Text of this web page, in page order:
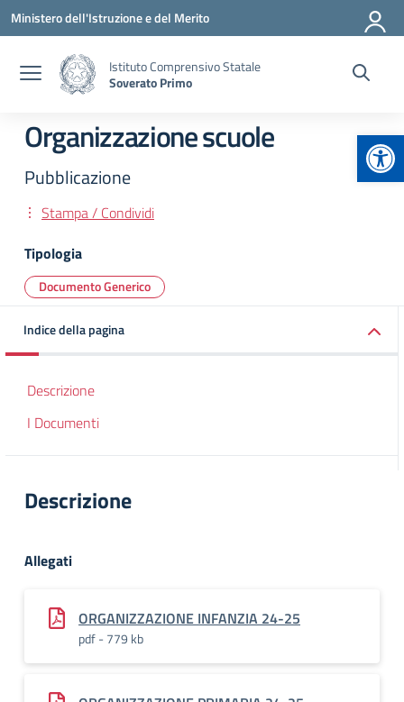
Vai ai contenuti
Vai al menu di navigazione
Vai al footer
Ministero dell'Istruzione e del Merito
Istituto Comprensivo Statale
Soverato Primo
Organizzazione scuole
Pubblicazione
Stampa / Condividi
Tipologia
Documento Generico
Indice della pagina
Descrizione
I Documenti
Descrizione
Allegati
ORGANIZZAZIONE INFANZIA 24-25
pdf - 779 kb